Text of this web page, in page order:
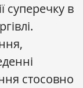
суперечку в
стосовно